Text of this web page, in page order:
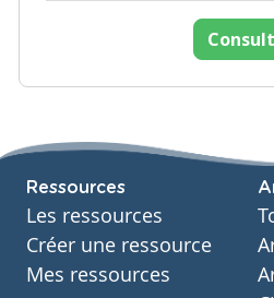
Ressources
Les ressources
Créer une ressource
Mes ressources